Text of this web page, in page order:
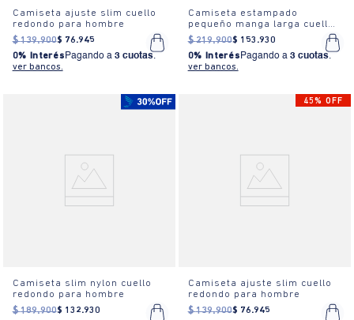
Camiseta ajuste slim cuello
redondo para hombre
$ 139.900$ 76.945
0% Interés Pagando a 3 cuotas.
ver bancos.
Camiseta estampado
pequeño manga larga cuello
redondo para hombre
$ 219.900$ 153 .930
0% Interés Pagando a 3 cuotas.
ver bancos.
Camiseta slim nylon cuello
redondo para hombre
$ 189.900$ 132.930
45% OFF
Camiseta ajuste slim cuello
redondo para hombre
$ 139.900$ 76.945